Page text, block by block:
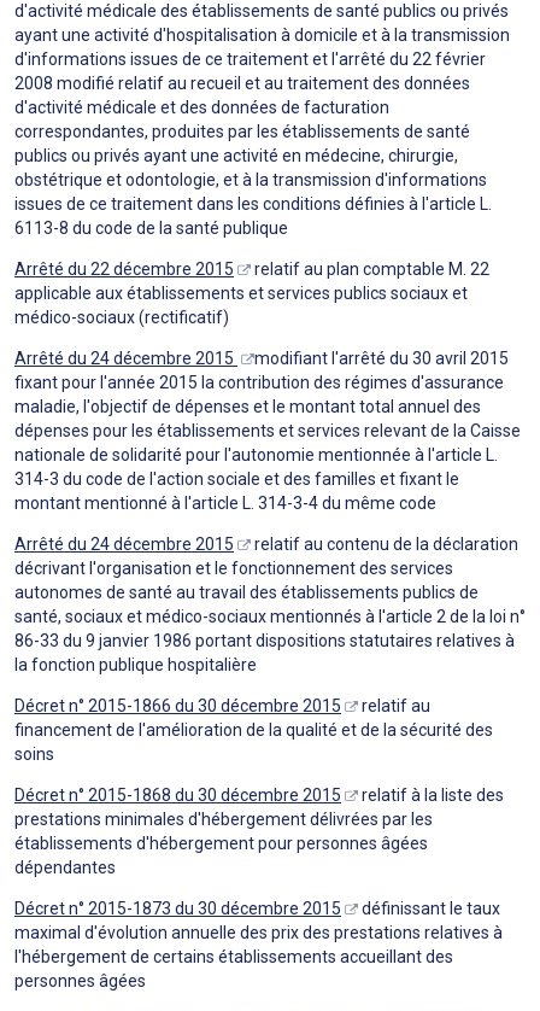
d'activité médicale des établissements de santé publics ou privés
ayant une activité d'hospitalisation à domicile et à la transmission
d'informations issues de ce traitement et l'arrêté du 22 février
2008 modifié relatif au recueil et au traitement des données
d'activité médicale et des données de facturation
correspondantes, produites par les établissements de santé
publics ou privés ayant une activité en médecine, chirurgie,
obstétrique et odontologie, et à la transmission d'informations
issues de ce traitement dans les conditions définies à l'article L.
6113-8 du code de la santé publique
Arrêté du 22 décembre 2015
relatif au plan comptable M. 22
applicable aux établissements et services publics sociaux et
médico-sociaux (rectificatif)
Arrêté du 24 décembre 2015
modifiant l'arrêté du 30 avril 2015
fixant pour l'année 2015 la contribution des régimes d'assurance
maladie, l'objectif de dépenses et le montant total annuel des
dépenses pour les établissements et services relevant de la Caisse
nationale de solidarité pour l'autonomie mentionnée à l'article L.
314-3 du code de l'action sociale et des familles et fixant le
montant mentionné à l'article L. 314-3-4 du même code
Arrêté du 24 décembre 2015
relatif au contenu de la déclaration
décrivant l'organisation et le fonctionnement des services
autonomes de santé au travail des établissements publics de
santé, sociaux et médico-sociaux mentionnés à l'article 2 de la loi n°
86-33 du 9 janvier 1986 portant dispositions statutaires relatives à
la fonction publique hospitalière
Décret n° 2015-1866 du 30 décembre 2015
relatif au
financement de l'amélioration de la qualité et de la sécurité des
soins
Décret n° 2015-1868 du 30 décembre 2015
relatif à la liste des
prestations minimales d'hébergement délivrées par les
établissements d'hébergement pour personnes âgées
dépendantes
Décret n° 2015-1873 du 30 décembre 2015
définissant le taux
maximal d'évolution annuelle des prix des prestations relatives à
l'hébergement de certains établissements accueillant des
personnes âgées